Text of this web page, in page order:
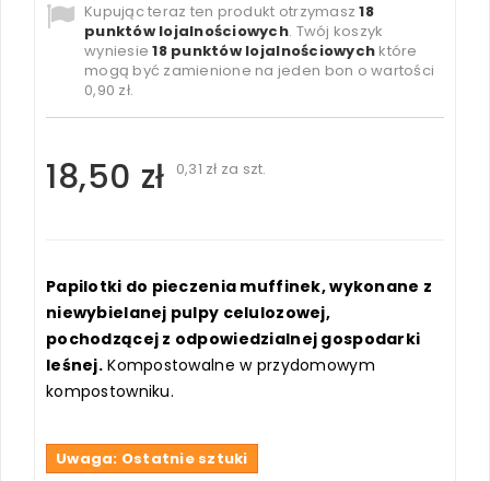
Kupując teraz ten produkt otrzymasz18
punktów lojalnościowych. Twój koszyk
wyniesie18punktów lojalnościowych które
mogą być zamienione na jeden bon o wartości
0,90 zł.
18,50 zł 0,31 zł za szt.
Papilotki do pieczenia muffinek, wykonane z
niewybielanej pulpy celulozowej,
pochodzącej z odpowiedzialnej gospodarki
leśnej.Kompostowalne w przydomowym
kompostowniku.
Uwaga: Ostatnie sztuki